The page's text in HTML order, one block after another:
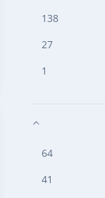
138
27
1
64
41